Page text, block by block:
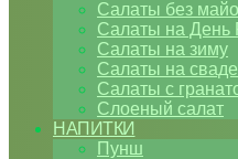
Салаты без
Салаты на День
Салаты на зиму
Салаты на
Салаты с
Слоеный салат
НАПИТКИ
Пунш